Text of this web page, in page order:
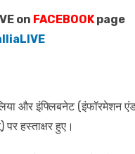
on FACEBOOK page
और इंफ्लिबनेट (इंफॉरमेशन
हस्ताक्षर हुए।